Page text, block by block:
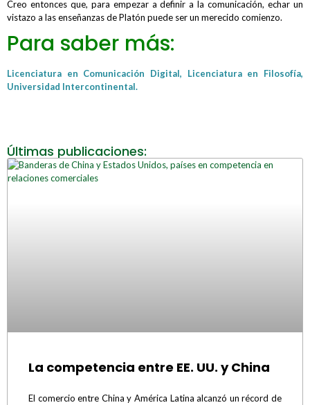
Creo entonces que, para empezar a definir a la comunicación, echar un
vistazo a las enseñanzas de Platón puede ser un merecido comienzo.
Para saber más:
Licenciatura en Comunicación Digital,
Licenciatura en Filosofía,
Universidad Intercontinental.
Últimas publicaciones:
La competencia entre EE. UU. y China
El comercio entre China y América Latina alcanzó un récord de